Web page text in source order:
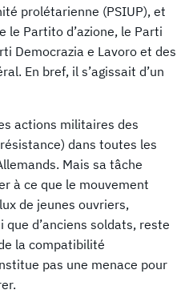
prolétarienne (PSIUP), et
le Partito d’azione, le Parti
Democrazia e Lavoro et des
En bref, il s’agissait d’un
actions militaires des
dans toutes les
Mais sa tâche
à ce que le mouvement
de jeunes ouvriers,
d’anciens soldats, reste
la compatibilité
pas une menace pour